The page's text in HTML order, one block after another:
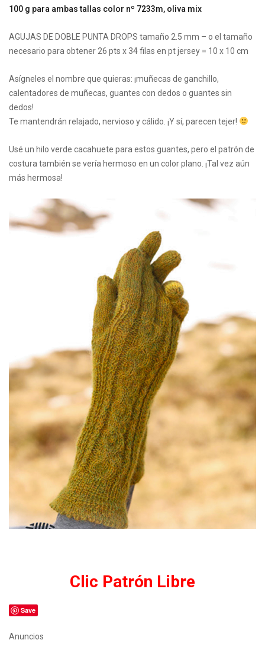
100 g para ambas tallas color nº 7233m, oliva mix
AGUJAS DE DOBLE PUNTA DROPS tamaño 2.5 mm – o el tamaño
necesario para obtener 26 pts x 34 filas en pt jersey = 10 x 10 cm
Asígneles el nombre que quieras: ¡muñecas de ganchillo,
calentadores de muñecas, guantes con dedos o guantes sin
dedos!
Te mantendrán relajado, nervioso y cálido. ¡Y sí, parecen tejer!
Usé un hilo verde cacahuete para estos guantes, pero el patrón de
costura también se vería hermoso en un color plano. ¡Tal vez aún
más hermosa!
Clic Patrón Libre
Save
Anuncios